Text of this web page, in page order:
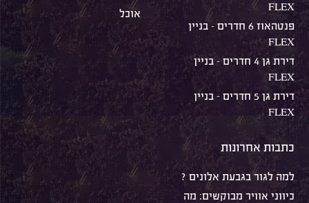
FLEX
פנטהאוז 6 חדרים – בניין
FLEX
דירת גן 4 חדרים – בניין
FLEX
דירת גן 5 חדרים – בניין
FLEX
אוכל
כתבות אחרונות
למה לגור בגבעת אלונים ?
כיווני אוויר מבוקשים: מה